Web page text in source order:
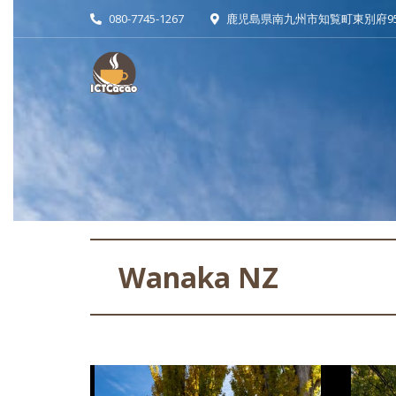
080-7745-1267 鹿児島県南九州市知覧町東別府
Wanaka NZ